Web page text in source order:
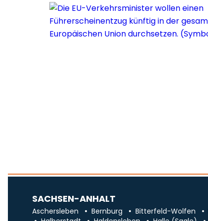
SACHSEN-ANHALT
Aschersleben Bernburg Bitterfeld-Wolfen